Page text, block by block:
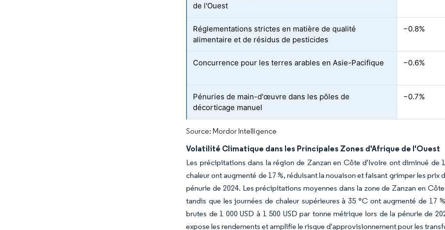
de l'Ouest
Réglementations strictes en matière de qualité
alimentaire et de résidus de pesticides
−0.8%
Concurrence pour les terres arables en Asie-Pacifique −0.6%
Pénuries de main-d'œuvre dans les pôles de
décorticage manuel
−0.7%
Source: Mordor Intelligence
Volatilité Climatique dans les Principales Zones d'Afrique de l'Ouest
Les précipitations dans la région de Zanzan en Côte d'Ivoire ont diminué de
chaleur ont augmenté de 17 %, réduisant la nouaison et faisant grimper les prix
pénurie de 2024. Les précipitations moyennes dans la zone de Zanzan en
tandis que les journées de chaleur supérieures à 35 °C ont augmenté de 17
brutes de 1 000 USD à 1 500 USD par tonne métrique lors de la pénurie de
expose les rendements et amplifie le risque d'approvisionnement pour les